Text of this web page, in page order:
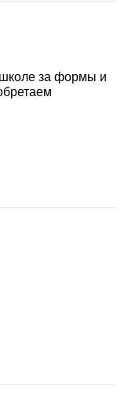
за формы и